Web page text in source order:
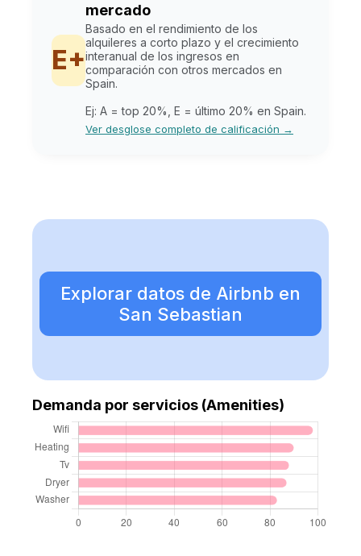
E+
mercado
Basado en el rendimiento de los
alquileres a corto plazo y el crecimiento
interanual de los ingresos en
comparación con otros mercados en
Spain.
Ej: A = top 20%, E = último 20% en Spain.
Ver desglose completo de calificación →
Explorar datos de Airbnb en
San Sebastian
Demanda por servicios (Amenities)